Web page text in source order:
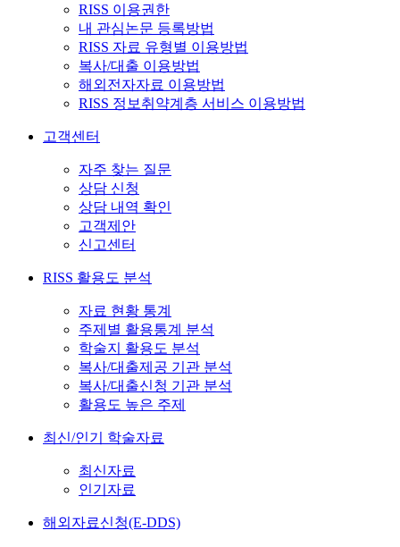
RISS 이용권한
내 관심논문 등록방법
RISS 자료 유형별 이용방법
복사/대출 이용방법
해외전자자료 이용방법
RISS 정보취약계층 서비스 이용방법
고객센터
자주 찾는 질문
상담 신청
상담 내역 확인
고객제안
신고센터
RISS 활용도 분석
자료 현황 통계
주제별 활용통계 분석
학술지 활용도 분석
복사/대출제공 기관 분석
복사/대출신청 기관 분석
활용도 높은 주제
최신/인기 학술자료
최신자료
인기자료
해외자료신청(E-DDS)